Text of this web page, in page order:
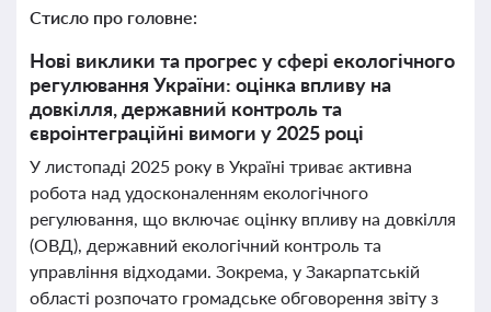
Стисло про головне:
Нові виклики та прогрес у сфері екологічного
регулювання України: оцінка впливу на
довкілля, державний контроль та
євроінтеграційні вимоги у 2025 році
У листопаді 2025 року в Україні триває активна
робота над удосконаленням екологічного
регулювання, що включає оцінку впливу на довкілля
(ОВД), державний екологічний контроль та
управління відходами. Зокрема, у Закарпатській
області розпочато громадське обговорення звіту з